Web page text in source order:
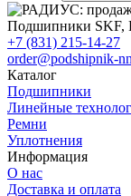
+7 (831) 215-14-27
order@podshipnik-
Каталог
Подшипники
Линейные
Ремни
Уплотнения
Информация
О нас
Доставка и оплата